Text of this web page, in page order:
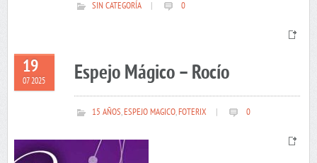
SIN CATEGORÍA 0
19
07 2025 Espejo Mágico – Rocío
15 AÑOS,ESPEJO MAGICO,FOTERIX 0